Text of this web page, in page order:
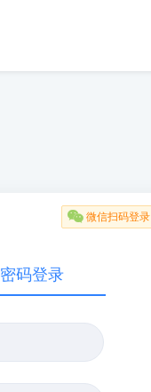
 微信扫码登录
密码登录